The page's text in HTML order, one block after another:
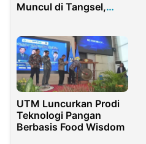
Muncul di Tangsel,
UTM Luncurkan Prodi
Teknologi Pangan
Berbasis Food Wisdom